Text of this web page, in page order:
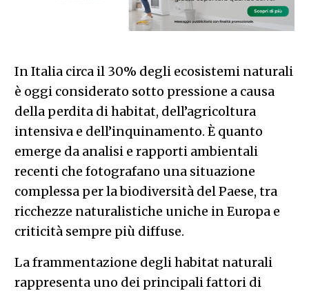
In Italia circa il 30% degli ecosistemi naturali
è oggi considerato sotto pressione a causa
della perdita di habitat, dell’agricoltura
intensiva e dell’inquinamento. È quanto
emerge da analisi e rapporti ambientali
recenti che fotografano una situazione
complessa per la biodiversità del Paese, tra
ricchezze naturalistiche uniche in Europa e
criticità sempre più diffuse.
La frammentazione degli habitat naturali
rappresenta uno dei principali fattori di